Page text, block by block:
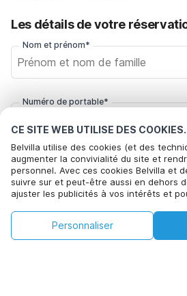
CE SITE WEB UTILISE DES COOKIES.
Belvilla utilise des cookies (et des
augmenter la convivialité du site et
personnel. Avec ces cookies Belvilla et
suivre sur et peut-être aussi en dehors
ajuster les publicités à vos intérêts et
Accepter, vous acceptez de le faire.
être trouvées dans notre
politique de
Personnaliser
Les détails de votre
Nom et prénom*
Numéro de portable*
Votre adresse e-mail*
Cliquez ici pour vous désabonner des
pouvez vous désinscrire à tout
€587
+
Voir